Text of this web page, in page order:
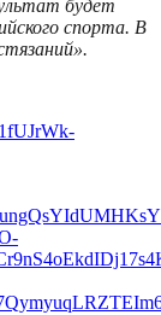
будет
спорта. В